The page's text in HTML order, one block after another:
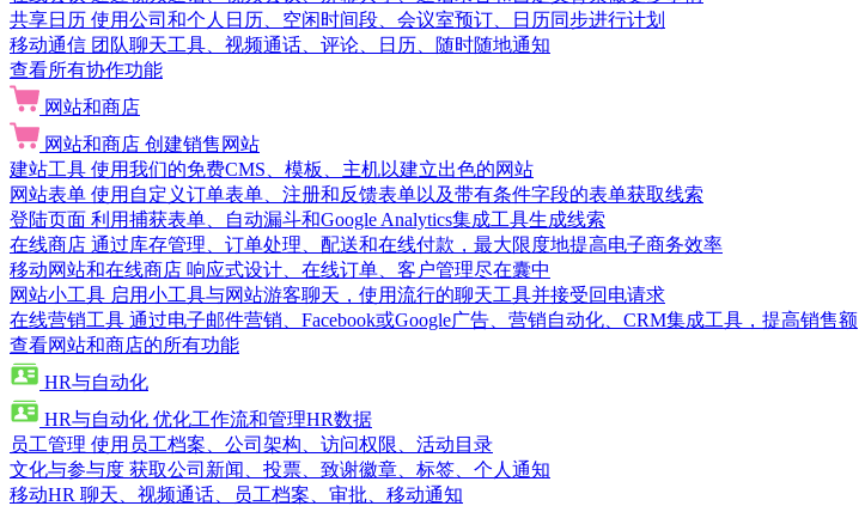
共享日历 使用公司和个人日历、空闲时间段、会议室预订、日历同步进行计划
移动通信 团队聊天工具、视频通话、评论、日历、随时随地通知
查看所有协作功能
网站和商店
网站和商店 创建销售网站
建站工具 使用我们的免费CMS、模板、主机以建立出色的网站
网站表单 使用自定义订单表单、注册和反馈表单以及带有条件字段的表单获取线索
登陆页面 利用捕获表单、自动漏斗和Google Analytics集成工具生成线索
在线商店 通过库存管理、订单处理、配送和在线付款，最大限度地提高电子商务效率
移动网站和在线商店 响应式设计、在线订单、客户管理尽在囊中
网站小工具 启用小工具与网站游客聊天，使用流行的聊天工具并接受回电请求
在线营销工具 通过电子邮件营销、Facebook或Google广告、营销自动化、CRM集成工具，提高销售额
查看网站和商店的所有功能
HR与自动化
HR与自动化 优化工作流和管理HR数据
员工管理 使用员工档案、公司架构、访问权限、活动目录
文化与参与度 获取公司新闻、投票、致谢徽章、标签、个人通知
移动HR 聊天、视频通话、员工档案、审批、移动通知